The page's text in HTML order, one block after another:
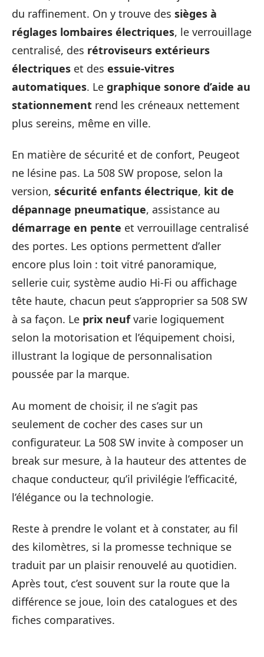
du raffinement. On y trouve des sièges à
réglages lombaires électriques, le verrouillage
centralisé, des rétroviseurs extérieurs
électriques et des essuie-vitres
automatiques. Le graphique sonore d’aide au
stationnement rend les créneaux nettement
plus sereins, même en ville.
En matière de sécurité et de confort, Peugeot
ne lésine pas. La 508 SW propose, selon la
version, sécurité enfants électrique, kit de
dépannage pneumatique, assistance au
démarrage en pente et verrouillage centralisé
des portes. Les options permettent d’aller
encore plus loin : toit vitré panoramique,
sellerie cuir, système audio Hi-Fi ou affichage
tête haute, chacun peut s’approprier sa 508 SW
à sa façon. Le prix neufvarie logiquement
selon la motorisation et l’équipement choisi,
illustrant la logique de personnalisation
poussée par la marque.
Au moment de choisir, il ne s’agit pas
seulement de cocher des cases sur un
configurateur. La 508 SW invite à composer un
break sur mesure, à la hauteur des attentes de
chaque conducteur, qu’il privilégie l’efficacité,
l’élégance ou la technologie.
Reste à prendre le volant et à constater, au fil
des kilomètres, si la promesse technique se
traduit par un plaisir renouvelé au quotidien.
Après tout, c’est souvent sur la route que la
différence se joue, loin des catalogues et des
fiches comparatives.